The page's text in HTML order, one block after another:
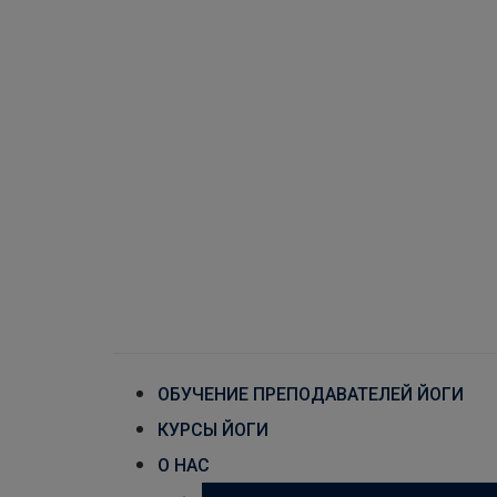
ОБУЧЕНИЕ ПРЕПОДАВАТЕЛЕЙ ЙОГИ
КУРСЫ ЙОГИ
О НАС